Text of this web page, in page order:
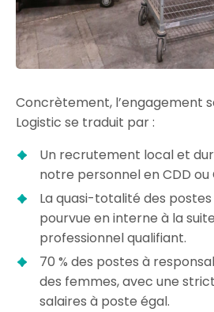
Concrètement, l’engagement
Logistic se traduit par :
Un recrutement local et
notre personnel en CDD ou
La quasi-totalité des
pourvue en interne à la
professionnel qualifiant.
70 % des postes à
des femmes, avec une
salaires à poste égal.